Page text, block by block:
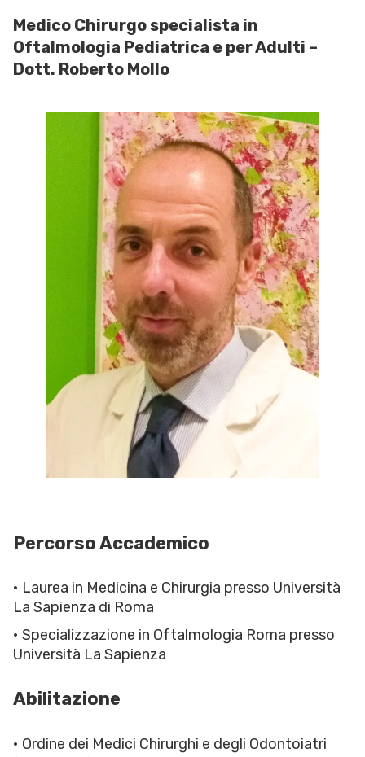
Medico Chirurgo specialista in
Oftalmologia Pediatrica e per Adulti –
Dott. Roberto Mollo
Percorso Accademico
• Laurea in Medicina e Chirurgia presso Università
La Sapienza di Roma
• Specializzazione in Oftalmologia Roma presso
Università La Sapienza
Abilitazione
• Ordine dei Medici Chirurghi e degli Odontoiatri